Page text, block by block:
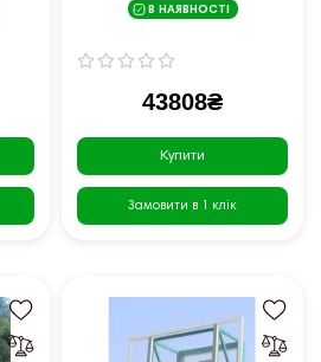
В НАЯВНОСТІ
43808₴
Купити
Замовити в 1 клік